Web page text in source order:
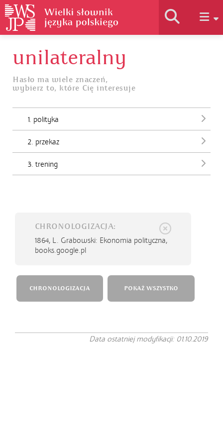
Historia słownika
Jak korzystać
unilateralny
Hasło ma wiele znaczeń,
wybierz to, które Cię interesuje
1. polityka
2. przekaz
3. trening
CHRONOLOGIZACJA:
1864, L. Grabowski: Ekonomia polityczna,
books.google.pl
CHRONOLOGIZACJA POKAŻ WSZYSTKO
Data ostatniej modyfikacji: 01.10.2019